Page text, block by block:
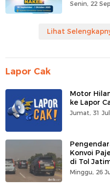
Senin, 22
Lihat
Lapor Cak
Motor
ke Lapor
Jumat, 31 Jul
Konvoi
di Tol
Minggu, 26